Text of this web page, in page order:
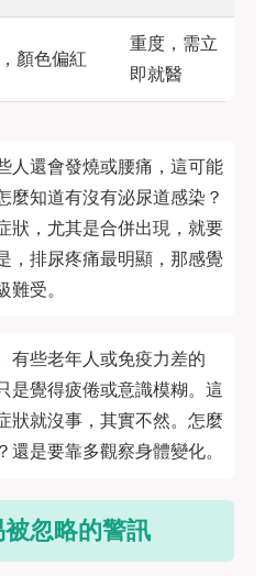
顏色偏紅
重度，需立
即就醫
人還會發燒或腰痛，這可能
麼知道有沒有泌尿道感染？
狀，尤其是合併出現，就要
，排尿疼痛最明顯，那感覺
難受。
有些老年人或免疫力差的
是覺得疲倦或意識模糊。這
狀就沒事，其實不然。怎麼
還是要靠多觀察身體變化。
忽略的警訊